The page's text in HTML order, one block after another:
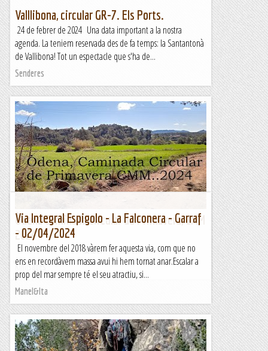
Valllibona, circular GR-7. Els Ports.
24 de febrer de 2024 Una data important a la nostra
agenda. La teniem reservada des de fa temps: la Santantonà
de Vallibona! Tot un espectacle que s'ha de...
Senderes
Òdena Caminada circular de Primavera, CMM
2024
&nb...
Kimisades
Via Integral Espigolo - La Falconera - Garraf
- 02/04/2024
El novembre del 2018 vàrem fer aquesta via, com que no
ens en recordàvem massa avui hi hem tornat anar.Escalar a
prop del mar sempre té el seu atractiu, si...
Manel&Ita